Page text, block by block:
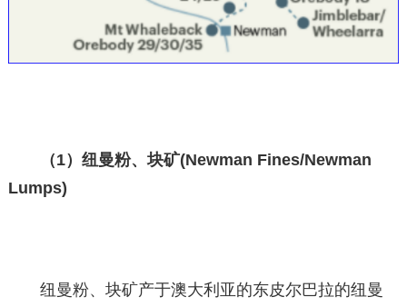
（1）纽曼粉、块矿(Newman Fines/Newman
Lumps)
纽曼粉、块矿产于澳大利亚的东皮尔巴拉的纽曼